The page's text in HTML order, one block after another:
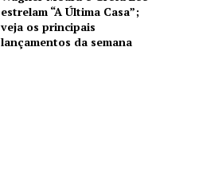
estrelam “A Última Casa”;
veja os principais
lançamentos da semana